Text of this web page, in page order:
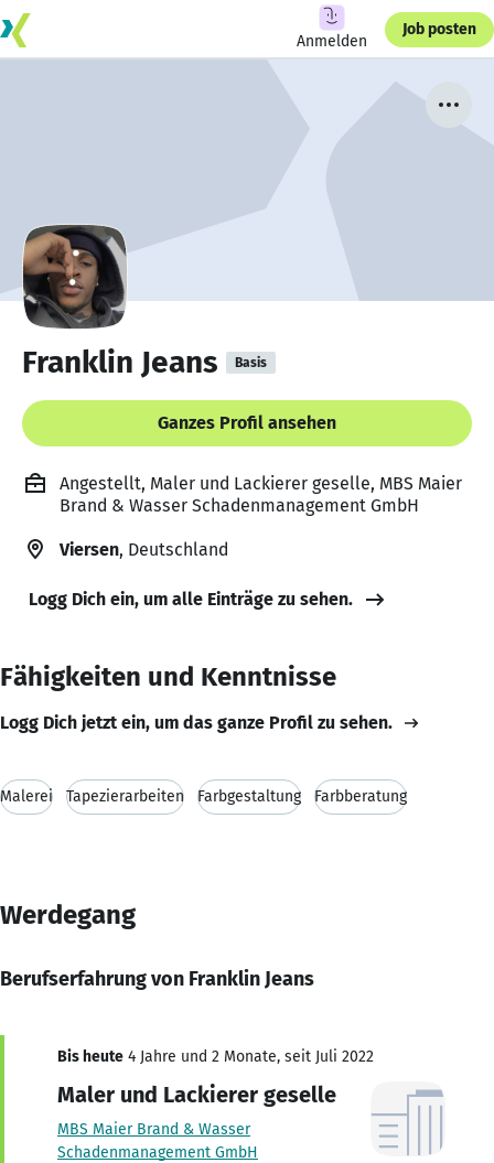
Anmelden
Job posten
Franklin Jeans Basis
Ganzes Profil ansehen
Angestellt, Maler und Lackierer geselle, MBS Maier
Brand & Wasser Schadenmanagement GmbH
Viersen, Deutschland
Logg Dich ein, um alle Einträge zu sehen.
Fähigkeiten und Kenntnisse
Logg Dich jetzt ein, um das ganze Profil zu sehen.
Malerei Tapezierarbeiten Farbgestaltung Farbberatung
Werdegang
Berufserfahrung von Franklin Jeans
Bis heute 4 Jahre und 2 Monate, seit Juli 2022
Maler und Lackierer geselle
MBS Maier Brand & Wasser
Schadenmanagement GmbH